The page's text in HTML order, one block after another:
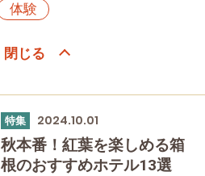
体験
特集 2024.10.01
秋本番！紅葉を楽しめる箱
根のおすすめホテル13選